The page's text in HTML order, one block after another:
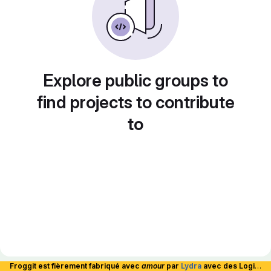
Explore public groups to
find projects to contribute
to
Froggit est fièrement fabriqué avec amour par Lydra avec des Logiciels Libres et hébergé en